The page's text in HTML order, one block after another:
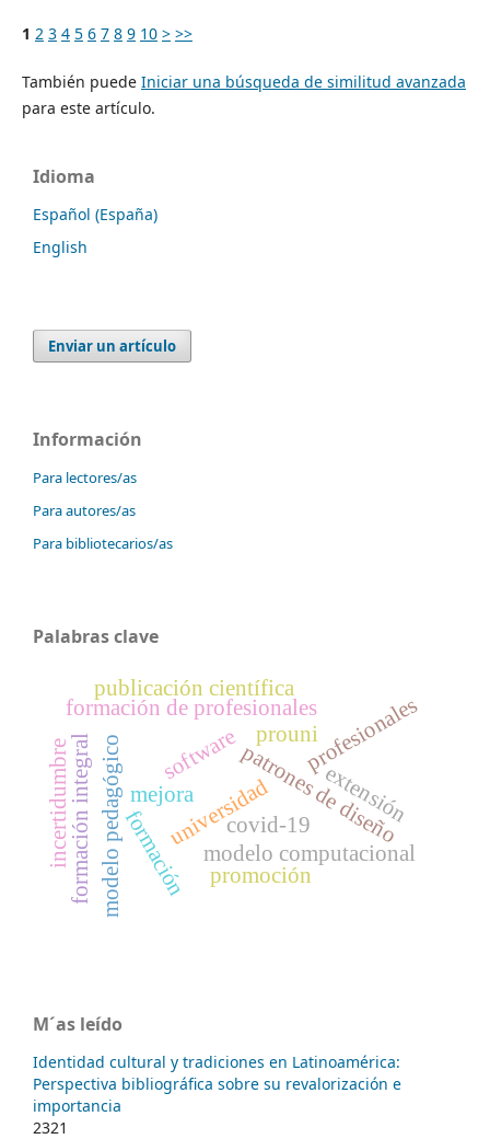
1 2 3 4 5 6 7 8 9 10 > >>
También puede Iniciar una búsqueda de similitud avanzada
para este artículo.
Idioma
Español (España)
English
Enviar un artículo
Información
Para lectores/as
Para autores/as
Para bibliotecarios/as
Palabras clave
modelo computacional
patrones de diseño
software
formación de profesionales
publicación científica
universidad
formación
modelo pedagógico profesionales
extensión
formación integral mejora
incertidumbre covid-19
prouni
promoción
M´as leído
Identidad cultural y tradiciones en Latinoamérica:
Perspectiva bibliográfica sobre su revalorización e
importancia
2321